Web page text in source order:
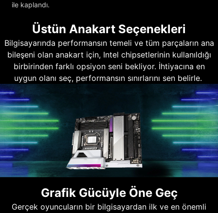
ile kaplandı.
Üstün Anakart Seçenekleri
Bilgisayarında performansın temeli ve tüm parçaların ana
bileşeni olan anakart için, Intel chipsetlerinin kullanıldığı
birbirinden farklı opsiyon seni bekliyor. İhtiyacına en
uygun olanı seç, performansın sınırlarını sen belirle.
Grafik Gücüyle Öne Geç
Gerçek oyuncuların bir bilgisayardan ilk ve en önemli